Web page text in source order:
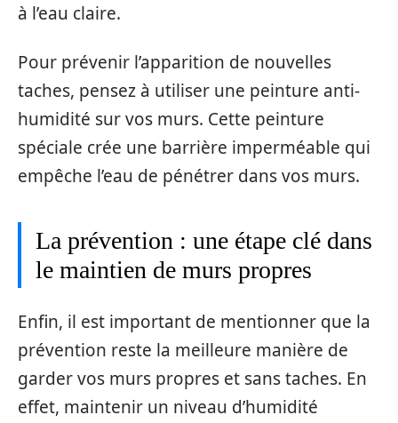
à l’eau claire.
Pour prévenir l’apparition de nouvelles
taches, pensez à utiliser une peinture anti-
humidité sur vos murs. Cette peinture
spéciale crée une barrière imperméable qui
empêche l’eau de pénétrer dans vos murs.
La prévention : une étape clé dans
le maintien de murs propres
Enfin, il est important de mentionner que la
prévention reste la meilleure manière de
garder vos murs propres et sans taches. En
effet, maintenir un niveau d’humidité